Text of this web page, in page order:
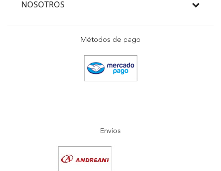
NOSOTROS
Métodos de pago
Envíos